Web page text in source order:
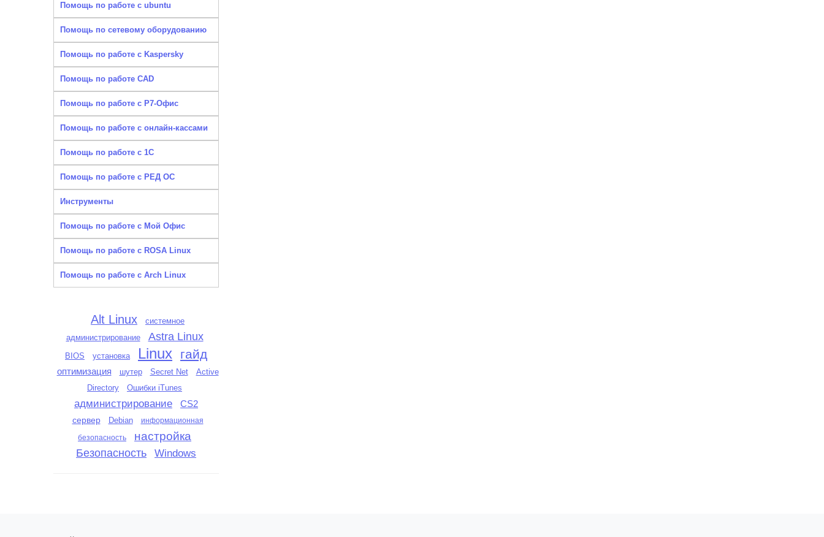
Помощь по работе с ubuntu
Помощь по сетевому оборудованию
Помощь по работе с Kaspersky
Помощь по работе CAD
Помощь по работе с Р7-Офис
Помощь по работе с онлайн-кассами
Помощь по работе с 1С
Помощь по работе с РЕД ОС
Инструменты
Помощь по работе с Мой Офис
Помощь по работе с ROSA Linux
Помощь по работе с Arch Linux
Alt Linux
системное
администрирование
Astra Linux
BIOS установка Linux гайд
оптимизация шутер Secret Net
Active
Directory
Ошибки iTunes
администрирование
CS2
сервер
Debian
информационная
безопасность
настройка
Безопасность Windows